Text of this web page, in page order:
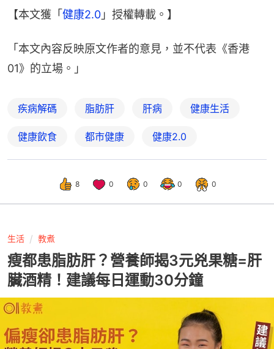
【本文獲「健康2.0 」授權轉載。】
「本文內容反映原文作者的意見，並不代表《香港
01》的立場。」
疾病解碼 脂肪肝 肝病 健康生活
健康飲食 都市健康 健康2.0
8 0 0 0 0
生活 教煮
瘦都患脂肪肝？營養師揭3元兇果糖=肝
臟酒精！建議每日運動30分鐘